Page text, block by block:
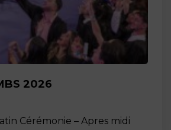
2026
Cérémonie – Apres midi